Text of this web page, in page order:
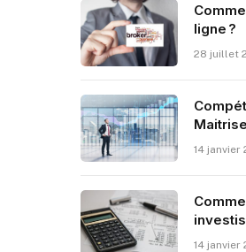
ligne ?
28 juillet
14 janvier
14 janvier